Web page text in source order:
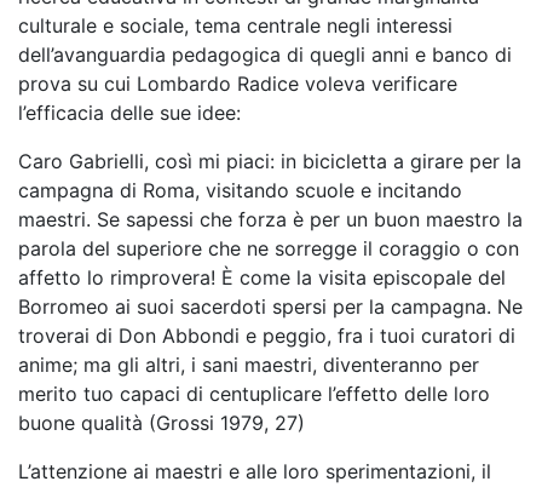
culturale e sociale, tema centrale negli interessi
dell’avanguardia pedagogica di quegli anni e banco di
prova su cui Lombardo Radice voleva verificare
l’efficacia delle sue idee:
Caro Gabrielli, così mi piaci: in bicicletta a girare per la
campagna di Roma, visitando scuole e incitando
maestri. Se sapessi che forza è per un buon maestro la
parola del superiore che ne sorregge il coraggio o con
affetto lo rimprovera! È come la visita episcopale del
Borromeo ai suoi sacerdoti spersi per la campagna. Ne
troverai di Don Abbondi e peggio, fra i tuoi curatori di
anime; ma gli altri, i sani maestri, diventeranno per
merito tuo capaci di centuplicare l’effetto delle loro
buone qualità (Grossi 1979, 27)
L’attenzione ai maestri e alle loro sperimentazioni, il